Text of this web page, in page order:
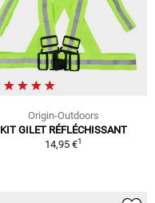
Origin-Outdoors
KIT GILET RÉFLÉCHISSANT
14,95 €1